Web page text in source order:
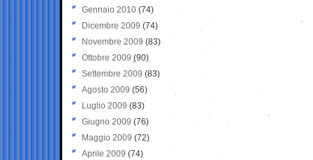
Gennaio 2010 (74)
Dicembre 2009 (74)
Novembre 2009 (83)
Ottobre 2009 (90)
Settembre 2009 (83)
Agosto 2009 (56)
Luglio 2009 (83)
Giugno 2009 (76)
Maggio 2009 (72)
Aprile 2009 (74)